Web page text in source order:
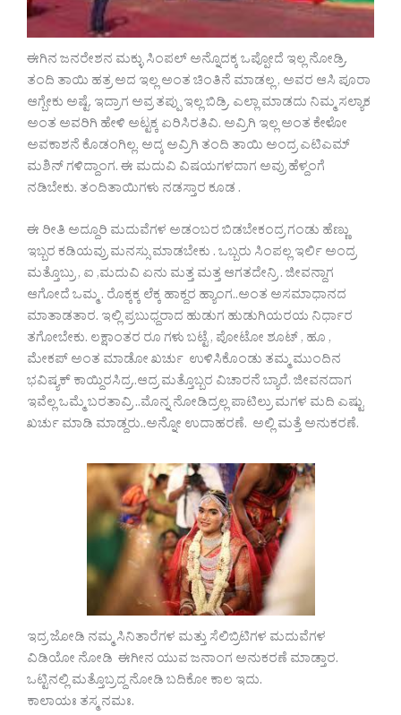
ಈಗಿನ ಜನರೇಶನ ಮಕ್ಳು ಸಿಂಪಲ್ ಅನ್ನೊದಕ್ಕ ಒಪ್ಪೋದೆ ಇಲ್ಲ ನೋಡ್ರಿ.
ತಂದಿ ತಾಯಿ ಹತ್ರ ಅದ ಇಲ್ಲ ಅಂತ ಚಿಂತಿನೆ ಮಾಡಲ್ಲ , ಅವರ ಆಸಿ ಪೂರಾ
ಆಗ್ಬೇಕು ಅಷ್ಟೆ. ಇದ್ರಾಗ ಅವ್ರ ತಪ್ಪು ಇಲ್ಲ ಬಿಡ್ರಿ. ಎಲ್ಲಾ ಮಾಡದು ನಿಮ್ಮ ಸಲ್ಯಾಕ
ಅಂತ ಅವರಿಗಿ ಹೇಳಿ ಅಟ್ಟಕ್ಕ ಏರಿಸಿರತಿವಿ. ಅವ್ರಿಗಿ ಇಲ್ಲ ಅಂತ ಕೇಳೋ
ಅವಕಾಶನೆ ಕೊಡಂಗಿಲ್ಲ. ಅದ್ಕ ಅವ್ರಿಗಿ ತಂದಿ ತಾಯಿ ಅಂದ್ರ ಎಟಿಎಮ್
ಮಶಿನ್ ಗಳಿದ್ದಾಂಗ. ಈ ಮದುವಿ ವಿಷಯಗಳದಾಗ ಅವ್ರು ಹೆಳ್ದಂಗೆ
ನಡಿಬೇಕು. ತಂದಿತಾಯಿಗಳು ನಡಸ್ತಾರ ಕೂಡ .
ಈ ರೀತಿ ಅದ್ದೂರಿ ಮದುವೆಗಳ ಅಡಂಬರ ಬಿಡಬೇಕಂದ್ರ ಗಂಡು ಹೆಣ್ಣು
ಇಬ್ಬರ ಕಡಿಯವ್ರು ಮನಸ್ಸು ಮಾಡಬೇಕು . ಒಬ್ಬರು ಸಿಂಪಲ್ಲ ಇರ್ಲಿ ಅಂದ್ರ
ಮತ್ತೊಬ್ರು , ಐ ,ಮದುವಿ ಏನು ಮತ್ತ ಮತ್ತ ಆಗತದೇನ್ರಿ . ಜೀವನ್ದಾಗ
ಆಗೋದೆ ಒಮ್ಮ . ರೊಕ್ಕಕ್ಕ ಲೆಕ್ಕ ಹಾಕ್ದರ ಹ್ಯಾಂಗ..ಅಂತ ಅಸಮಾಧಾನದ
ಮಾತಾಡತಾರ. ಇಲ್ಲಿ ಪ್ರಬುಧ್ದರಾದ ಹುಡುಗ ಹುಡುಗಿಯರಯ ನಿರ್ಧಾರ
ತಗೋಬೇಕು. ಲಕ್ಷಾಂತರ ರೂ ಗಳು ಬಟ್ಟೆ , ಪೋಟೋ ಶೂಟ್ , ಹೂ ,
ಮೇಕಪ್ ಅಂತ ಮಾಡೋ ಖರ್ಚು ಉಳಿಸಿಕೊಂಡು ತಮ್ಮ ಮುಂದಿನ
ಭವಿಷ್ಯಕ್ ಕಾಯ್ದಿರಸಿದ್ರ..ಆದ್ರ ಮತ್ತೊಬ್ಬರ ವಿಚಾರನೆ ಬ್ಯಾರೆ. ಜೀವನದಾಗ
ಇವೆಲ್ಲ ಒಮ್ಮೆ ಬರತಾವ್ರಿ ..ಮೊನ್ನ ನೋಡಿದ್ರಲ್ಲ ಪಾಟಿಲ್ರು ಮಗಳ ಮದಿ ಎಷ್ಟು
ಖರ್ಚು ಮಾಡಿ ಮಾಡ್ದರು..ಅನ್ನೋ ಉದಾಹರಣೆ. ಅಲ್ಲಿ ಮತ್ತೆ ಅನುಕರಣೆ.
ಇದ್ರ ಜೋಡಿ ನಮ್ಮ ಸಿನಿತಾರೆಗಳ ಮತ್ತು ಸೆಲಿಬ್ರಿಟಿಗಳ ಮದುವೆಗಳ
ವಿಡಿಯೋ ನೋಡಿ ಈಗೀನ ಯುವ ಜನಾಂಗ ಅನುಕರಣೆ ಮಾಡ್ತಾರ.
ಒಟ್ಟಿನಲ್ಲಿ ಮತ್ತೊಬ್ರದ್ದ ನೋಡಿ ಬದಿಕೋ ಕಾಲ ಇದು.
ಕಾಲಾಯಃ ತಸ್ಮ ನಮಃ.